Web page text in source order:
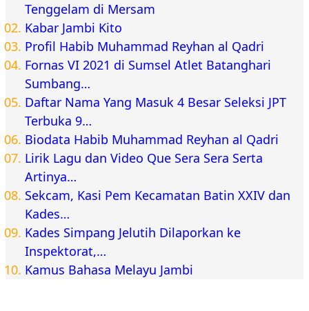
Tenggelam di Mersam
Kabar Jambi Kito
Profil Habib Muhammad Reyhan al Qadri
Fornas VI 2021 di Sumsel Atlet Batanghari
Sumbang…
Daftar Nama Yang Masuk 4 Besar Seleksi JPT
Terbuka 9…
Biodata Habib Muhammad Reyhan al Qadri
Lirik Lagu dan Video Que Sera Sera Serta
Artinya…
Sekcam, Kasi Pem Kecamatan Batin XXIV dan
Kades…
Kades Simpang Jelutih Dilaporkan ke
Inspektorat,…
Kamus Bahasa Melayu Jambi